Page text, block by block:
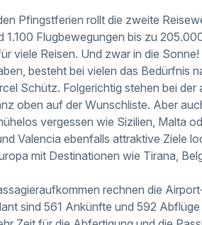
Pfingstferien rollt die zweite
1.100 Flugbewegungen bis zu
viele Reisen. Und zwar in die
besteht bei vielen das Bedürfnis
Schütz. Folgerichtig stehen bei der
oben auf der Wunschliste. Aber
vergessen wie Sizilien, Malta
Valencia ebenfalls attraktive Ziele
mit Destinationen wie Tirana,
rechnen die
sind 561 Ankünfte und 592